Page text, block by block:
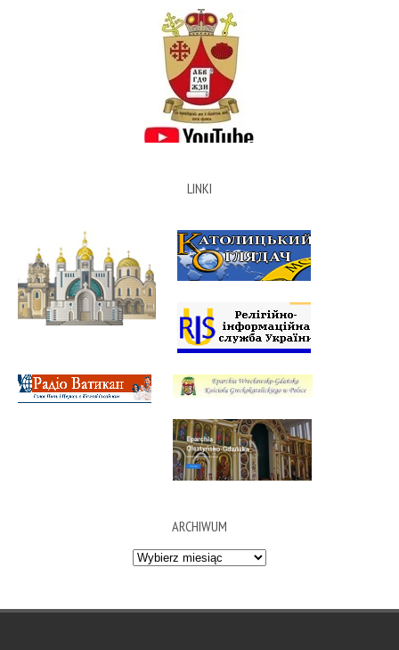
LINKI
ARCHIWUM
Archiwum